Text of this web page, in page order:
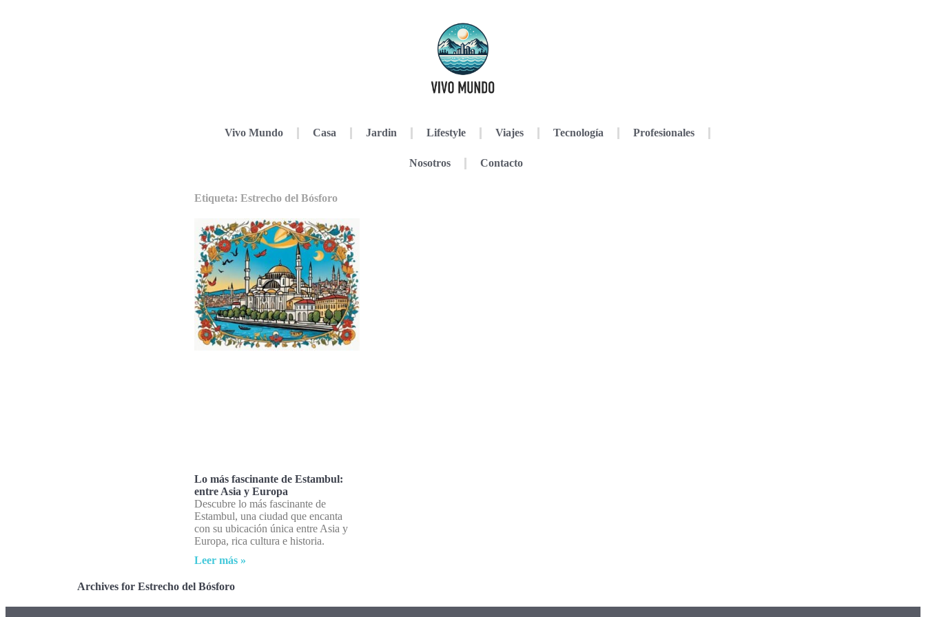
Vivo Mundo Casa Jardin Lifestyle Viajes Tecnología Profesionales
Nosotros Contacto
Etiqueta: Estrecho del Bósforo
Lo más fascinante de Estambul:
entre Asia y Europa
Descubre lo más fascinante de
Estambul, una ciudad que encanta
con su ubicación única entre Asia y
Europa, rica cultura e historia.
Leer más »
Archives for Estrecho del Bósforo